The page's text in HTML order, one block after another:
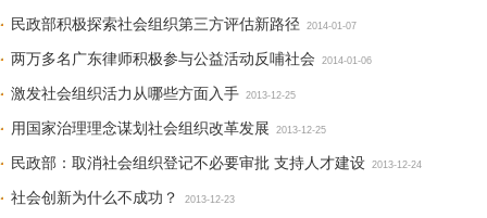
民政部积极探索社会组织第三方评估新路径 2014-01-07
两万多名广东律师积极参与公益活动反哺社会 2014-01-06
激发社会组织活力从哪些方面入手 2013-12-25
用国家治理理念谋划社会组织改革发展 2013-12-25
民政部：取消社会组织登记不必要审批 支持人才建设 2013-12-24
社会创新为什么不成功？ 2013-12-23